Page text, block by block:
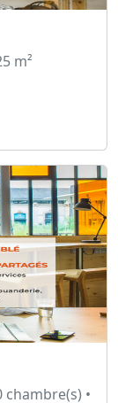
m²
chambre(s) •